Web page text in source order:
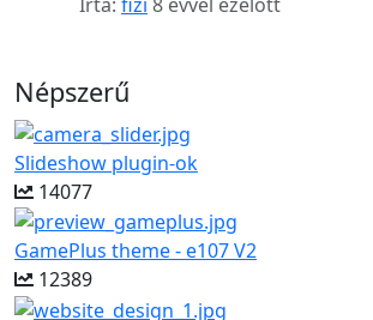
Népszerű
Slideshow plugin-ok
14077
GamePlus theme - e107 V2
12389